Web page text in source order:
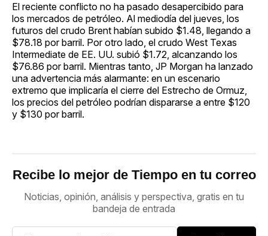
El reciente conflicto no ha pasado desapercibido para
los mercados de petróleo. Al mediodía del jueves, los
futuros del crudo Brent habían subido $1.48, llegando a
$78.18 por barril. Por otro lado, el crudo West Texas
Intermediate de EE. UU. subió $1.72, alcanzando los
$76.86 por barril. Mientras tanto, JP Morgan ha lanzado
una advertencia más alarmante: en un escenario
extremo que implicaría el cierre del Estrecho de Ormuz,
los precios del petróleo podrían dispararse a entre $120
y $130 por barril.
Recibe lo mejor de Tiempo en tu correo
Noticias, opinión, análisis y perspectiva, gratis en tu
bandeja de entrada